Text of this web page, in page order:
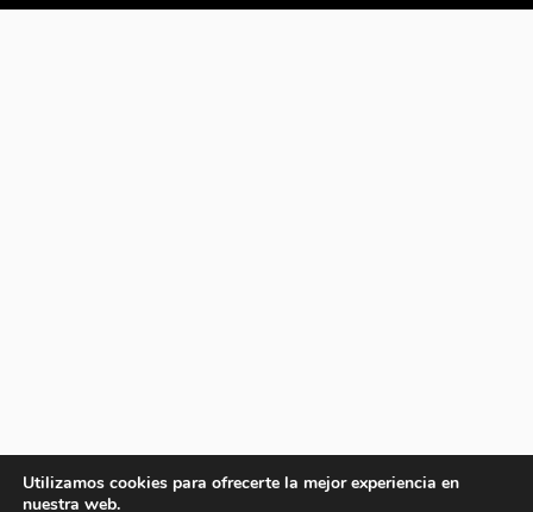
Utilizamos cookies para ofrecerte la mejor experiencia en
nuestra web.